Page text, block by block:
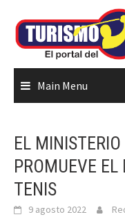
content
Main Menu
EL
PROMUEVE EL
TENIS
9 agosto 2022